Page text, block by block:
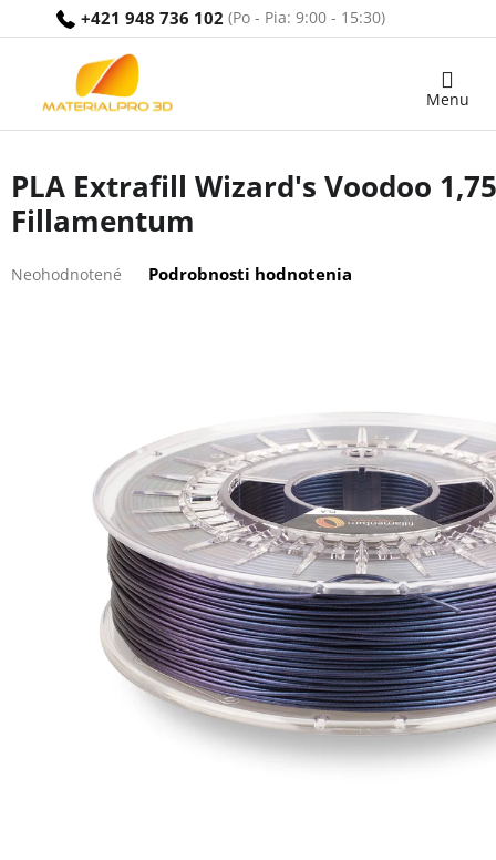
+421 948 736 102
Nákupný
PLA Extrafill Wizard's Voodoo
Fillamentum
hodnotenie
Neohodnotené Podrobnosti hodnotenia